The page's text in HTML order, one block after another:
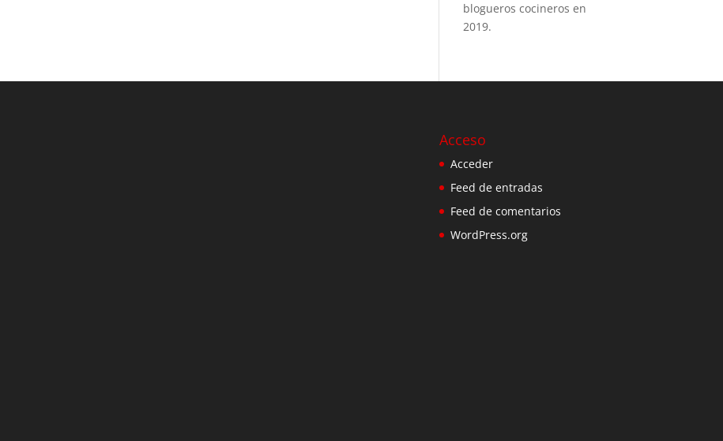
blogueros cocineros en
2019.
Acceso
Acceder
Feed de entradas
Feed de comentarios
WordPress.org